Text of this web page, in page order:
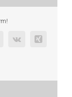
Vk Xing